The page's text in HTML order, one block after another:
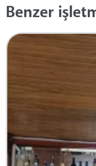
Benzer